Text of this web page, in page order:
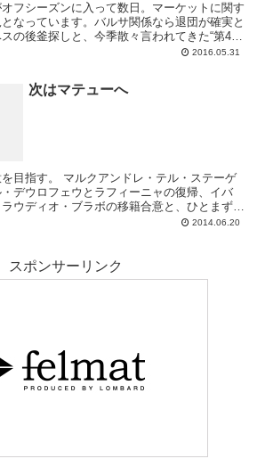
フシーズンに入って数日。マーケットに関す
なっています。バルサ関係なら退団が確実と
の後釜探しと、今季散々言われてきた“第4の
てピケの相棒となってフル稼働できる左セン
手が優先と言われていましたが、ダニ退団が
注力せねばならず、金庫が大丈夫か心配な今
2016.05.31
次はマテューへ
目指す。 マルクアンドレ・テル・ステーゲ
デウロフェウとラフィーニャの復帰、イバ
ウディオ・ブラボの移籍合意と、ひとまず順
いるFCバルセロナ。最近はデランテ...2014.06.20
スポンサーリンク